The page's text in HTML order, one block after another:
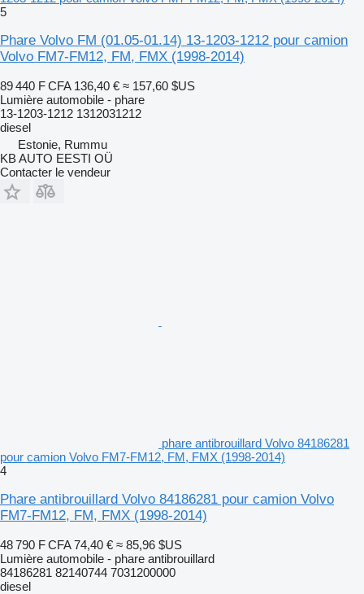
5
Phare Volvo FM (01.05-01.14) 13-1203-1212 pour camion
Volvo FM7-FM12, FM, FMX (1998-2014)
89 440 F CFA 136,40 € ≈ 157,60 $US
Lumière automobile - phare
13-1203-1212 1312031212
diesel
Estonie, Rummu
KB AUTO EESTI OÜ
Contacter le vendeur
phare antibrouillard Volvo 84186281
pour camion Volvo FM7-FM12, FM, FMX (1998-2014)
4
Phare antibrouillard Volvo 84186281 pour camion Volvo
FM7-FM12, FM, FMX (1998-2014)
48 790 F CFA 74,40 € ≈ 85,96 $US
Lumière automobile - phare antibrouillard
84186281 82140744 7031200000
diesel